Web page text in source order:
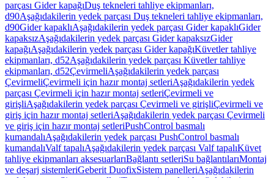
parçası Gider kapağıDuş tekneleri tahliye ekipmanları,
d90Aşağıdakilerin yedek parçası Duş tekneleri tahliye ekipmanları,
d90Gider kapaklıAşağıdakilerin yedek parçası Gider kapaklıGider
kapaksızAşağıdakilerin yedek parçası Gider kapaksızGider
kapağıAşağıdakilerin yedek parçası Gider kapağıKüvetler tahliye
ekipmanları, d52Aşağıdakilerin yedek parçası Küvetler tahliye
ekipmanları, d52ÇevirmeliAşağıdakilerin yedek parçası
ÇevirmeliÇevirmeli için hazır montaj setleriAşağıdakilerin yedek
parçası Çevirmeli için hazır montaj setleriÇevirmeli ve
girişliAşağıdakilerin yedek parçası Çevirmeli ve girişliÇevirmeli ve
giriş için hazır montaj setleriAşağıdakilerin yedek parçası Çevirmeli
ve giriş için hazır montaj setleriPushControl basmalı
kumandalıAşağıdakilerin yedek parçası PushControl basmalı
kumandalıValf tapalıAşağıdakilerin yedek parçası Valf tapalıKüvet
tahliye ekipmanları aksesuarlarıBağlantı setleriSu bağlantılarıMontaj
ve deşarj sistemleriGeberit DuofixSistem panelleriAşağıdakilerin